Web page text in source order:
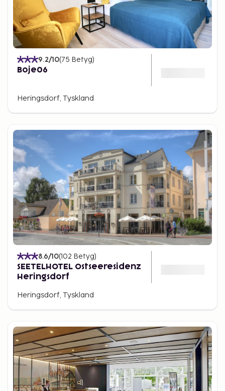
9.2/10(75 Betyg)
Boje06
Heringsdorf, Tyskland
8.6/10(102 Betyg)
SEETELHOTEL Ostseeresidenz
Heringsdorf
Heringsdorf, Tyskland